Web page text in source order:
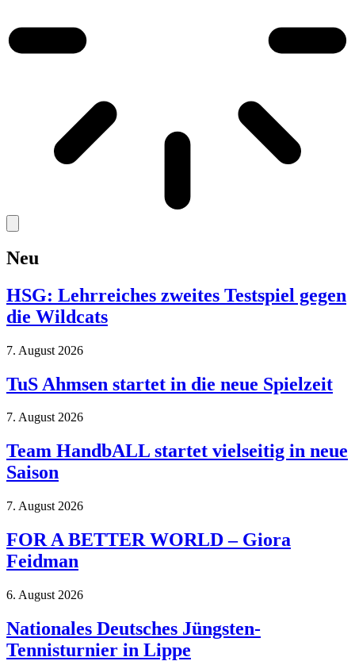
Neu
HSG: Lehrreiches zweites Testspiel gegen
die Wildcats
7. August 2026
TuS Ahmsen startet in die neue Spielzeit
7. August 2026
Team HandbALL startet vielseitig in neue
Saison
7. August 2026
FOR A BETTER WORLD – Giora
Feidman
6. August 2026
Nationales Deutsches Jüngsten-
Tennisturnier in Lippe